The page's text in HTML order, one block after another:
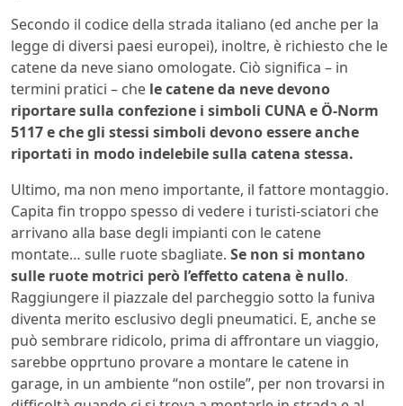
Secondo il codice della strada italiano (ed anche per la
legge di diversi paesi europei), inoltre, è richiesto che le
catene da neve siano omologate. Ciò significa – in
termini pratici – che le catene da neve devono
riportare sulla confezione i simboli CUNA e Ö-Norm
5117 e che gli stessi simboli devono essere anche
riportati in modo indelebile sulla catena stessa.
Ultimo, ma non meno importante, il fattore montaggio.
Capita fin troppo spesso di vedere i turisti-sciatori che
arrivano alla base degli impianti con le catene
montate… sulle ruote sbagliate. Se non si montano
sulle ruote motrici però l’effetto catena è nullo.
Raggiungere il piazzale del parcheggio sotto la funiva
diventa merito esclusivo degli pneumatici. E, anche se
può sembrare ridicolo, prima di affrontare un viaggio,
sarebbe opprtuno provare a montare le catene in
garage, in un ambiente “non ostile”, per non trovarsi in